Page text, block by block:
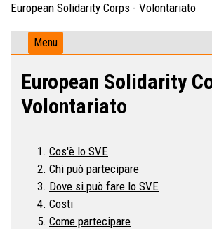
European Solidarity Corps - Volontariato
Menu
European Solidarity
Volontariato
Cos'è lo SVE
Chi può partecipare
Dove si può fare lo SVE
Costi
Come partecipare